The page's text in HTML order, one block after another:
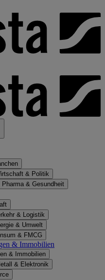
& Politik
Pharma & Gesundheit
& Logistik
& Umwelt
& FMCG
& Immobilien
& Immobilien
& Elektronik